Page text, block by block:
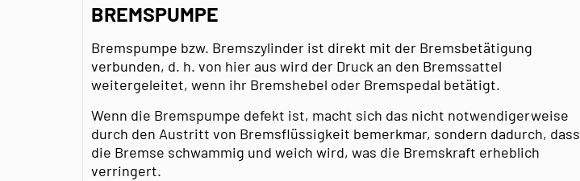
BREMSPUMPE
Bremspumpe bzw. Bremszylinder ist direkt mit der Bremsbetätigung
verbunden, d. h. von hier aus wird der Druck an den Bremssattel
weitergeleitet, wenn ihr Bremshebel oder Bremspedal betätigt.
Wenn die Bremspumpe defekt ist, macht sich das nicht notwendigerweise
durch den Austritt von Bremsflüssigkeit bemerkmar, sondern dadurch, dass
die Bremse schwammig und weich wird, was die Bremskraft erheblich
verringert.